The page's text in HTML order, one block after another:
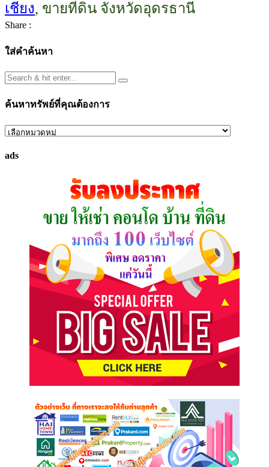
เชียง, ขายที่ดิน จังหวัดอุดรธานี
Share :
ใส่คำค้นหา
ค้นหาทรัพย์ที่คุณต้องการ
ค้นหา
ที่
ads